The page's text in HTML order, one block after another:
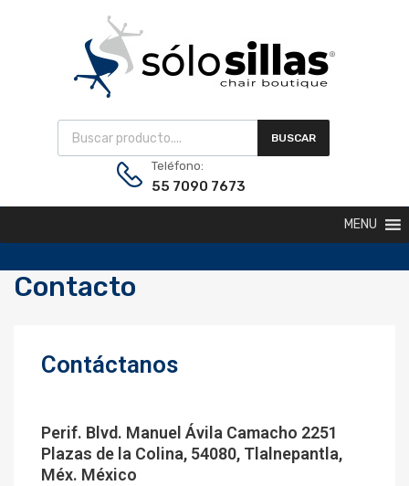
BUSCAR
Teléfono:
55 7090 7673
MENU
Contacto
Contáctanos
Perif. Blvd. Manuel Ávila Camacho 2251
Plazas de la Colina, 54080, Tlalnepantla,
Méx. México